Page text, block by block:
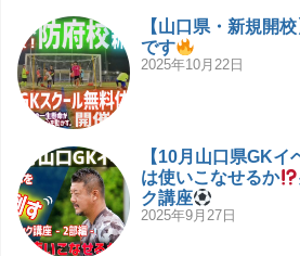
【山口県・新規開
です
2025年10月22日
【10月山口県GKイ
は使いこなせるか
ク講座
2025年9月27日